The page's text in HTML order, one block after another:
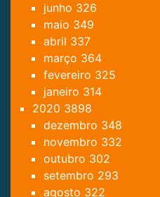
junho 326
maio 349
abril 337
março 364
fevereiro 325
janeiro 314
2020 3898
dezembro 348
novembro 332
outubro 302
setembro 293
agosto 322